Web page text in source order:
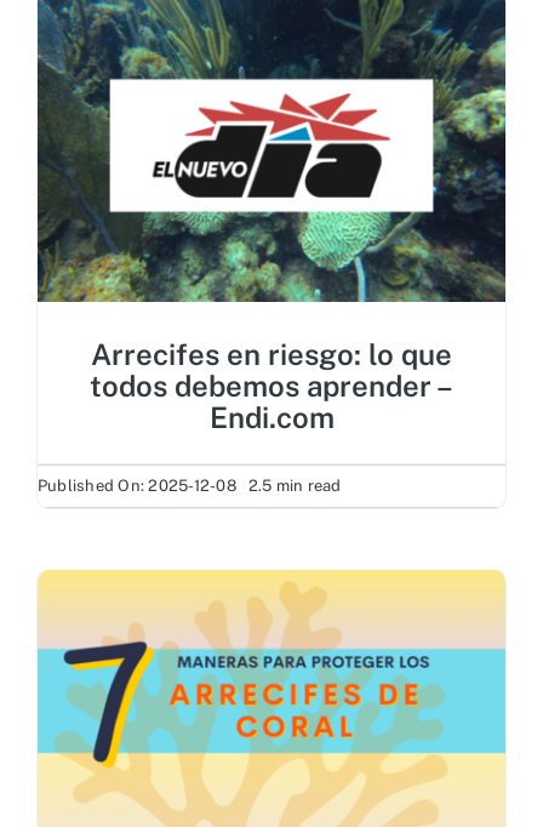
Arrecifes en riesgo: lo que
todos debemos aprender –
Endi.com
Published On: 2025-12-08 2.5 min read